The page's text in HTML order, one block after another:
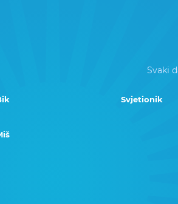
Svaki
Svjetionik